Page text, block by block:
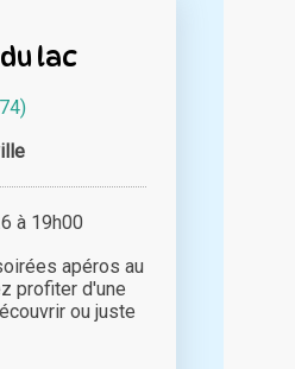
lac
à 19h00
apéros au
profiter d'une
ou juste